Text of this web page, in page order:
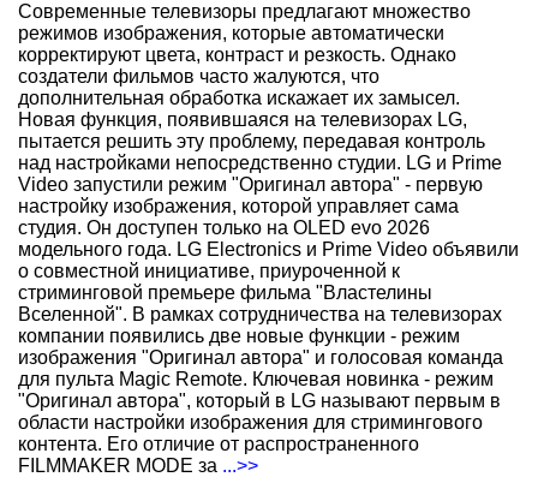
Современные телевизоры предлагают множество
режимов изображения, которые автоматически
корректируют цвета, контраст и резкость. Однако
создатели фильмов часто жалуются, что
дополнительная обработка искажает их замысел.
Новая функция, появившаяся на телевизорах LG,
пытается решить эту проблему, передавая контроль
над настройками непосредственно студии. LG и Prime
Video запустили режим "Оригинал автора" - первую
настройку изображения, которой управляет сама
студия. Он доступен только на OLED evo 2026
модельного года. LG Electronics и Prime Video объявили
о совместной инициативе, приуроченной к
стриминговой премьере фильма "Властелины
Вселенной". В рамках сотрудничества на телевизорах
компании появились две новые функции - режим
изображения "Оригинал автора" и голосовая команда
для пульта Magic Remote. Ключевая новинка - режим
"Оригинал автора", который в LG называют первым в
области настройки изображения для стримингового
контента. Его отличие от распространенного
FILMMAKER MODE за ...>>